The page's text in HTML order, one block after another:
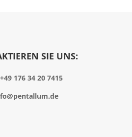
SIE UNS:
176 34 20 7415